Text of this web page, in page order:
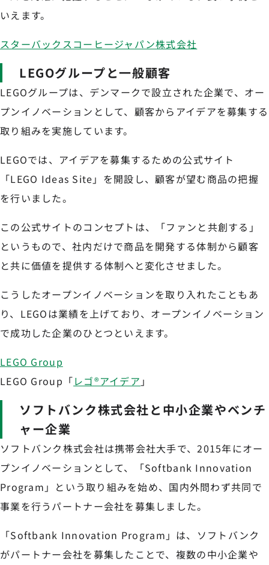
いえます。
スターバックスコーヒージャパン株式会社
LEGOグループと一般顧客
LEGOグループは、デンマークで設立された企業で、オー
プンイノベーションとして、顧客からアイデアを募集する
取り組みを実施しています。
LEGOでは、アイデアを募集するための公式サイト
「LEGO Ideas Site」を開設し、顧客が望む商品の把握
を行いました。
この公式サイトのコンセプトは、「ファンと共創する」
というもので、社内だけで商品を開発する体制から顧客
と共に価値を提供する体制へと変化させました。
こうしたオープンイノベーションを取り入れたこともあ
り、LEGOは業績を上げており、オープンイノベーション
で成功した企業のひとつといえます。
LEGO Group
LEGO Group「レゴ®アイデア 」
ソフトバンク株式会社と中小企業やベンチ
ャー企業
ソフトバンク株式会社は携帯会社大手で、2015年にオー
プンイノベーションとして、「Softbank Innovation
Program」という取り組みを始め、国内外問わず共同で
事業を行うパートナー会社を募集しました。
「Softbank Innovation Program」は、ソフトバンク
がパートナー会社を募集したことで、複数の中小企業や